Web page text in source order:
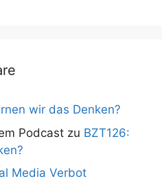
wir das Denken?
Podcast zu BZT126:
Media Verbot